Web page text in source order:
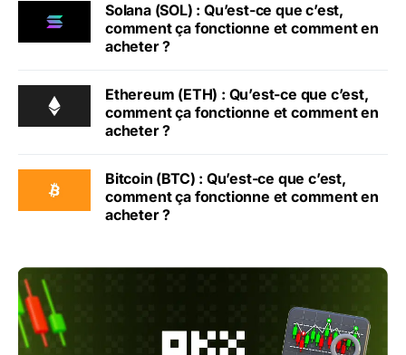
Solana (SOL) : Qu’est-ce que c’est,
comment ça fonctionne et comment en
acheter ?
Ethereum (ETH) : Qu’est-ce que c’est,
comment ça fonctionne et comment en
acheter ?
Bitcoin (BTC) : Qu’est-ce que c’est,
comment ça fonctionne et comment en
acheter ?